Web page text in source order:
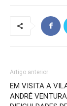
Artigo anterior
EM VISITA A
ANDRÉ